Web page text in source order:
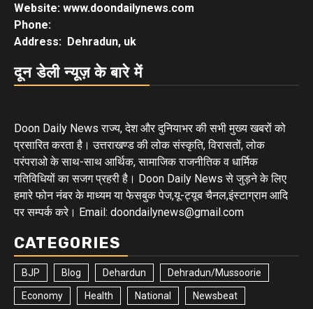
Website: www.doondailynews.com
Phone:
Address: Dehradun, uk
दून डेली न्यूज़ के बारे में
Doon Daily News राज्य, देश और दुनियाभर की सभी मुख्य खबरों को
प्रसारित करता है। उत्तराखण्ड की लोक संस्कृति, विरासतों, लोक
परंपराओ के साथ-साथ आर्थिक, सामाजिक राजनीतिक व धार्मिक
गतिविधियों का सजग प्रहरी है। Doon Daily News से जुड़ने के लिए
हमारे फोन नंबर के माध्यम या फेसबुक पेज,यू-ट्यूब चैनल,इंस्टाग्राम आदि
पर सम्पर्क करे। Email: doondailynews@gmail.com
CATEGORIES
BJP Blog Dehardun Dehradun/Mussoorie
Economy Health National Newsbeat